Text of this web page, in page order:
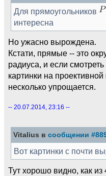
Для прямоугольников
интересна
Но ужасно вырождена.
Кстати, прямые -- это
радиуса, и если
картинки на
несколько упрощается.
-- 20.07.2014, 23:16 --
Vitalius в сообщении
Вот картинки с почти
Тут хорошо видно, как из